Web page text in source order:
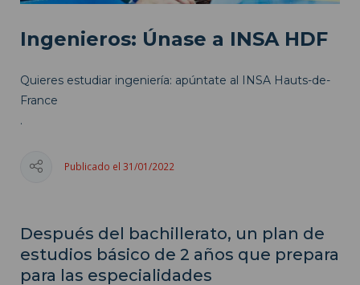
Ingenieros: Únase a INSA HDF
Quieres estudiar ingeniería: apúntate al INSA Hauts-de-
France
.
Publicado el 31/01/2022
Después del bachillerato, un plan de
estudios básico de 2 años que prepara
para las especialidades